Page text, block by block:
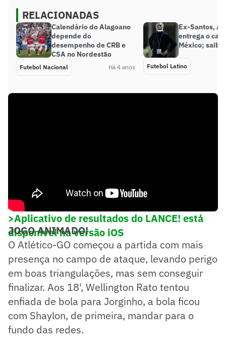
RELACIONADAS
Calendário do Alagoano
depende do
desempenho de CRB e
CSA no Nordestão
Futebol Nacional Há 4 anos
Ex-Santos,
entrega o
México; saiba
Futebol Latino
>Aplicativo de resultados do LANCE! está
disponível na versão iOS
JOGO ANIMADO!
O Atlético-GO começou a partida com mais
presença no campo de ataque, levando perigo
em boas triangulações, mas sem conseguir
finalizar. Aos 18', Wellington Rato tentou
enfiada de bola para Jorginho, a bola ficou
com Shaylon, de primeira, mandar para o
fundo das redes.